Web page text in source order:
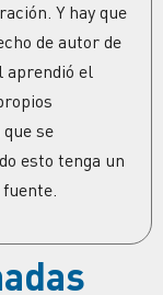
Y hay que
de autor de
aprendió el
se
esto tenga un